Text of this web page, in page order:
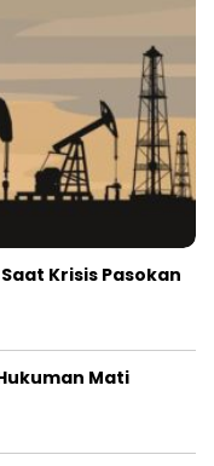
Krisis Pasokan
Mati